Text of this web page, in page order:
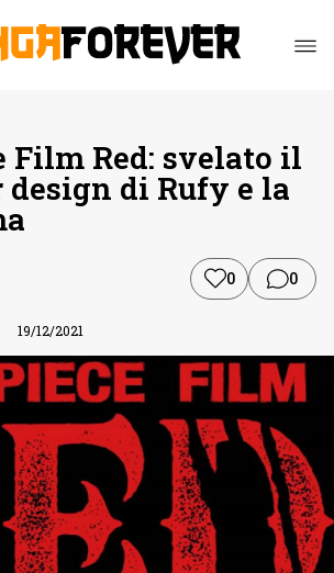
Film Red: svelato il
design di Rufy e la
0 0
19/12/2021